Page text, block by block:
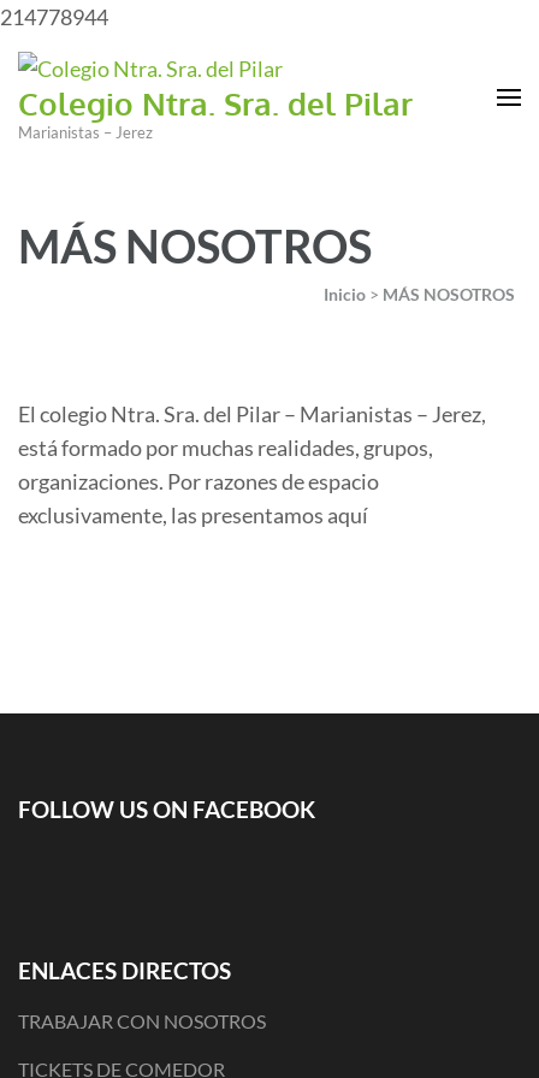
214778944
Colegio Ntra. Sra. del Pilar
Marianistas – Jerez
MÁS NOSOTROS
Inicio > MÁS NOSOTROS
El colegio Ntra. Sra. del Pilar – Marianistas – Jerez,
está formado por muchas realidades, grupos,
organizaciones. Por razones de espacio
exclusivamente, las presentamos aquí
FOLLOW US ON FACEBOOK
ENLACES DIRECTOS
TRABAJAR CON NOSOTROS
TICKETS DE COMEDOR